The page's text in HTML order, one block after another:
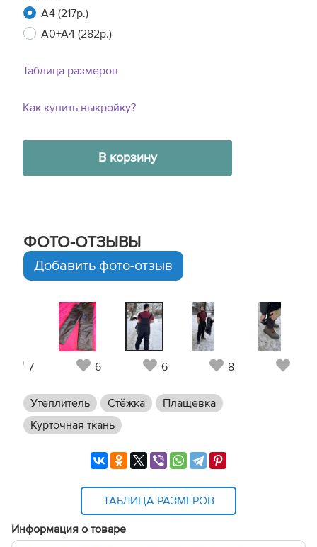
A4 (217р.)
A0+A4 (282р.)
Таблица размеров
Как купить выкройку?
В корзину
ФОТО-ОТЗЫВЫ
Добавить фото-отзыв
7 6 6 8
Утеплитель Стёжка
Плащевка
Курточная ткань
ТАБЛИЦА РАЗМЕРОВ
Информация о товаре